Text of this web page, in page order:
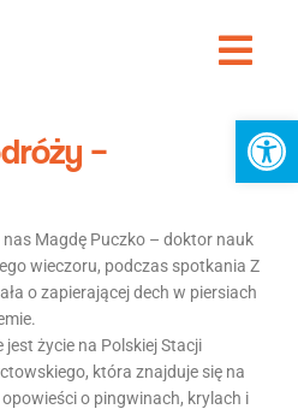
–
Magdę Puczko – doktor nauk
wieczoru, podczas spotkania Z
o zapierającej dech w piersiach
jest życie na Polskiej Stacji
która znajduje się na
o pingwinach, krylach i